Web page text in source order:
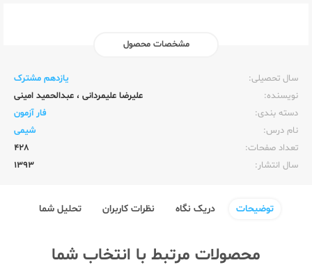
مشخصات محصول
سال تحصیلی:‌
یازدهم مشترک
نویسنده:‌
علیرضا علیمردانی ، عبدالحمید امینی
دسته بندی:
فار آزمون
نام درس:
شیمی
تعداد صفحات:‌
428
سال انتشار:‌
1393
توضیحات دریک نگاه نظرات کاربران تحلیل شما
محصولات مرتبط با انتخاب شما